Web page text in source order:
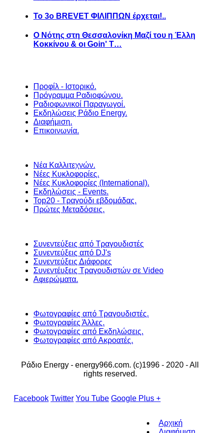
Το 3ο BREVET ΦΙΛΙΠΠΩΝ έρχεται!..
Ο Νότης στη Θεσσαλονίκη Μαζί του η Έλλη
Κοκκίνου & οι Goin' T…
Προφίλ - Ιστορικό.
Πρόγραμμα Ραδιοφώνου.
Ραδιοφωνικοί Παραγωγοί.
Εκδηλώσεις Ράδιο Energy.
Διαφήμιση.
Επικοινωνία.
Νέα Καλλιτεχνών.
Νέες Κυκλοφορίες.
Νέες Κυκλοφορίες (International).
Εκδηλώσεις - Events.
Top20 - Τραγούδι εβδομάδας.
Πρώτες Μεταδόσεις.
Συνεντεύξεις από Τραγουδιστές
Συνεντεύξεις από DJ's
Συνεντεύξεις Διάφορες
Συνεντέυξεις Τραγουδιστών σε Video
Αφιερώματα.
Φωτογραφίες από Τραγουδιστές.
Φωτογραφίες Άλλες.
Φωτογραφίες από Εκδηλώσεις.
Φωτογραφίες από Ακροατές.
Ράδιο Energy - energy966.com. (c)1996 - 2020 - All
rights reserved.
Facebook Twitter You Tube Google Plus +
Αρχική